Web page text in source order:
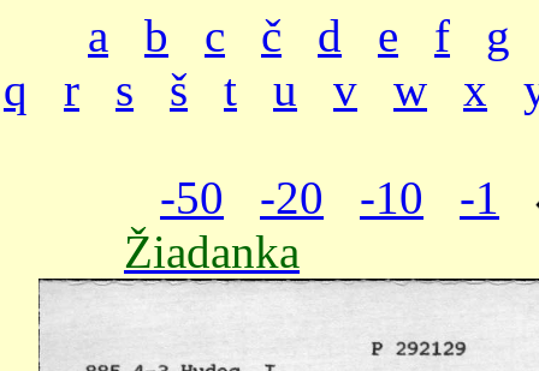
a b c č d e f
g
q
r s š t u v w x
-50 -20 -10
-1
Žiadanka